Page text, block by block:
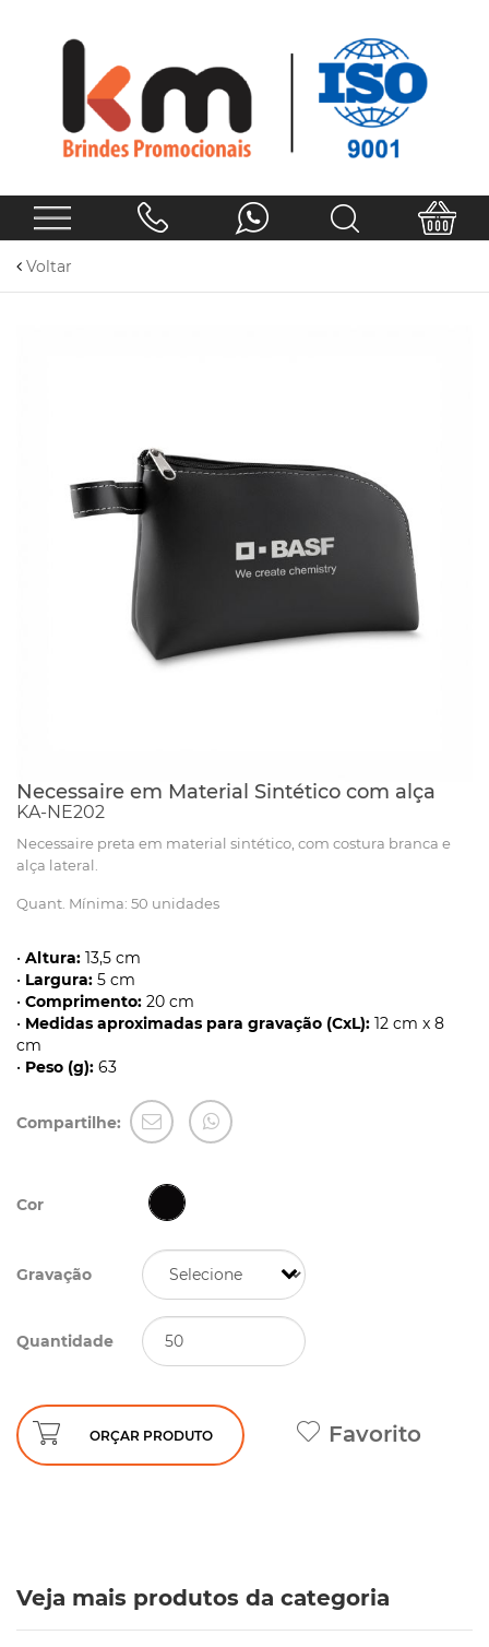
Voltar
Necessaire em Material Sintético com alça
KA-NE202
Necessaire preta em material sintético, com costura branca e
alça lateral.
Quant. Mínima: 50 unidades
• Altura: 13,5 cm
• Largura: 5 cm
• Comprimento: 20 cm
• Medidas aproximadas para gravação (CxL): 12 cm x 8
cm
• Peso (g): 63
Compartilhe:
Cor
Gravação
Quantidade
ORÇAR PRODUTO Favorito
Veja mais produtos da categoria